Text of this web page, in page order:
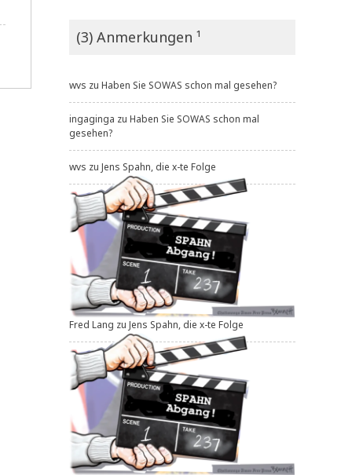
(3) Anmerkungen ¹
wvs zu Haben Sie SOWAS schon mal gesehen?
ingaginga zu Haben Sie SOWAS schon mal
gesehen?
wvs zu Jens Spahn, die x-te Folge
Fred Lang zu Jens Spahn, die x-te Folge